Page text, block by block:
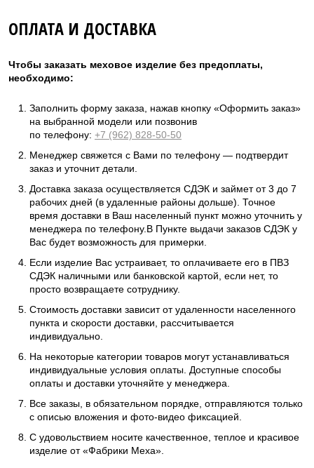
ОПЛАТА И ДОСТАВКА
Чтобы заказать меховое изделие без предоплаты,
необходимо:
Заполнить форму заказа, нажав кнопку «Оформить заказ»
на выбранной модели или позвонив
по телефону: +7 (962) 828-50-50
Менеджер свяжется с Вами по телефону — подтвердит
заказ и уточнит детали.
Доставка заказа осуществляется СДЭК и займет от 3 до 7
рабочих дней (в удаленные районы дольше). Точное
время доставки в Ваш населенный пункт можно уточнить у
менеджера по телефону.В Пункте выдачи заказов СДЭК у
Вас будет возможность для примерки.
Если изделие Вас устраивает, то оплачиваете его в ПВЗ
СДЭК наличными или банковской картой, если нет, то
просто возвращаете сотруднику.
Стоимость доставки зависит от удаленности населенного
пункта и скорости доставки, рассчитывается
индивидуально.
На некоторые категории товаров могут устанавливаться
индивидуальные условия оплаты. Доступные способы
оплаты и доставки уточняйте у менеджера.
Все заказы, в обязательном порядке, отправляются только
с описью вложения и фото-видео фиксацией.
С удовольствием носите качественное, теплое и красивое
изделие от «Фабрики Меха».